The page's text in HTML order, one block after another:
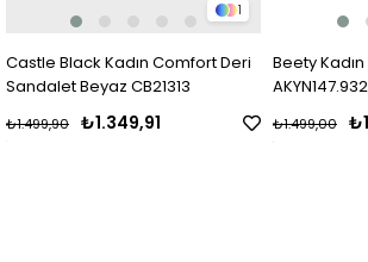
1
Castle Black Kadın Comfort Deri
Sandalet Beyaz CB21313
₺1.349,91
₺1.499,90
Beety
AKYN147.932
₺1.499,00